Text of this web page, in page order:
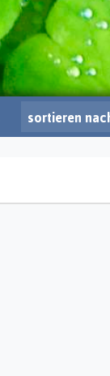
sortieren